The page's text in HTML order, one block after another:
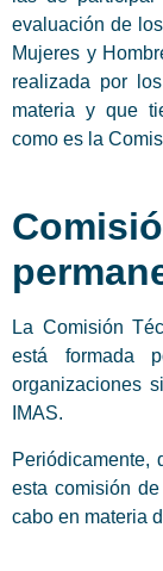
evaluación de
Mujeres y
realizada por
materia y que
como es la
La Comisión
está formada
organizaciones
IMAS.
Periódicamente,
esta comisión
cabo en materia